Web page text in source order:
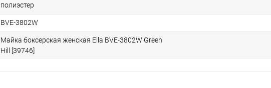
полиэстер
BVE-3802W
Майка боксерская женская Ella BVE-3802W Green
Hill [39746]